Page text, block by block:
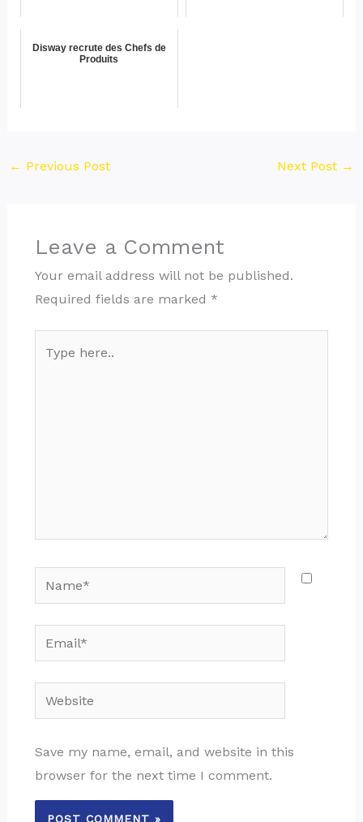
Disway recrute des Chefs de
Produits
← Previous Post Next Post →
Leave a Comment
Your email address will not be published.
Required fields are marked *
Name*
Email*
Website
Save my name, email, and website in this
browser for the next time I comment.